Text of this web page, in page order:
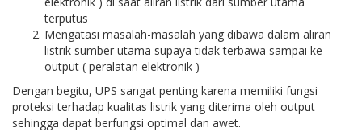
terputus
Mengatasi masalah-masalah yang dibawa dalam aliran
listrik sumber utama supaya tidak terbawa sampai ke
output ( peralatan elektronik )
Dengan begitu, UPS sangat penting karena memiliki fungsi
proteksi terhadap kualitas listrik yang diterima oleh output
sehingga dapat berfungsi optimal dan awet.